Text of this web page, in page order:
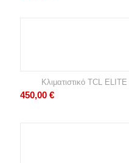
Κλιματιστικό TCL
450,00 €